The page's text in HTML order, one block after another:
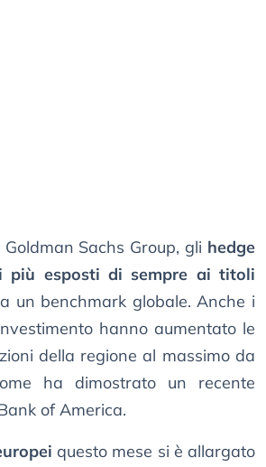
Sachs Group, gli hedge
più esposti di sempre ai titoli
un benchmark globale. Anche i
hanno aumentato le
della regione al massimo da
ha dimostrato un recente
of America.
questo mese si è allargato